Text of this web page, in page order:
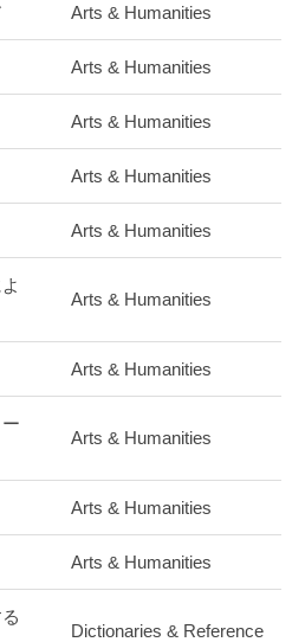
Arts & Humanities
Arts & Humanities
Arts & Humanities
Arts & Humanities
Arts & Humanities
Arts & Humanities
Arts & Humanities
Arts & Humanities
Arts & Humanities
Arts & Humanities
Dictionaries & Reference